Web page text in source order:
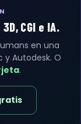
CGI e IA.
en una
Autodesk. O
.